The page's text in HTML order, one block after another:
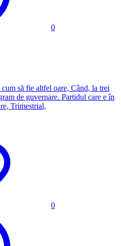
0
să fie altfel oare, Când, la trei
de guvernare. Partidul care e în
Trimestrial,
0